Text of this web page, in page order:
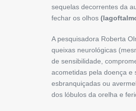
sequelas decorrentes da
fechar os olhos
A pesquisadora Roberta
queixas neuroló­gi­cas
de sensibilidade,
acometidas pela doença e
esbranquiçadas ou
dos lóbulos da orelha e